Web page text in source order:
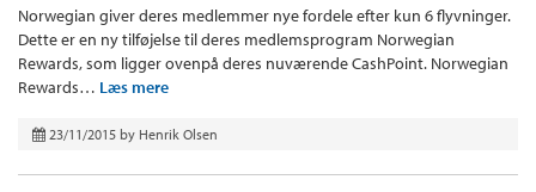
Norwegian giver deres medlemmer nye fordele efter kun 6 flyvninger.
Dette er en ny tilføjelse til deres medlemsprogram Norwegian
Rewards, som ligger ovenpå deres nuværende CashPoint. Norwegian
Rewards… Læs mere
23/11/2015 by Henrik Olsen